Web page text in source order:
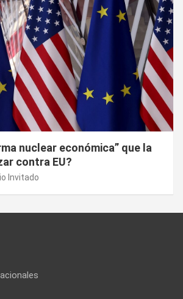
nuclear económica” que la
contra EU?
Invitado